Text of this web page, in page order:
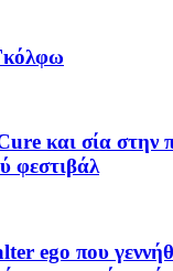
και σία στην
φεστιβάλ
ego που